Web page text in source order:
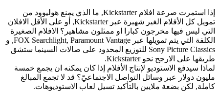
إذا استمرت صرعة افلام Kickstarter, ما الذي يمنع هوليوود من
تمويل كل الأفلام الغير شهيرة عبر Kickstarter, أو على الأقل الافلان
التي ليس فيها مخرجون كبارا او ممثلون مشاهير؟ الافلام الصغيرة
الكلفة التي يتم تمويلها عبر FOX Searchlight, Paramount Vantage, و
Sony Picture Classics للتوزيع المحدود على صالات السينما ستشق
طريقها على الارجح نحو Kickstarter.
لماذا سيدفع الاستوديو لإنتاج الأفلام إذا كان يمكنه ان يجمع خمسة
مليون دولار عبر وسائل التواصل الاجتماعيّ؟ قد لا تجمع المبالغ
كاملة, لكن بضعة ملايين بالتأكيد تسيل لعاب الاستوديوهات.